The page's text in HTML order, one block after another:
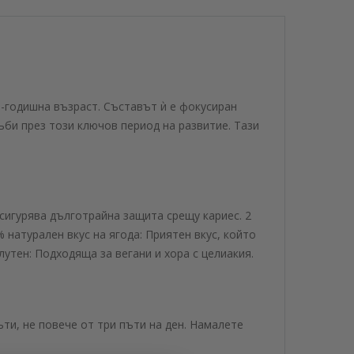
възраст. Съставът ѝ е фокусиран
през този ключов период на развитие. Тази
дълготрайна защита срещу кариес. 2
вкус на ягода: Приятен вкус, който
Подходяща за вегани и хора с целиакия.
не повече от три пъти на ден. Намалете